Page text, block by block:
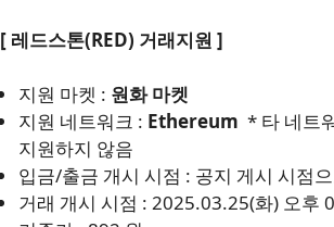
[ 레드스톤(RED) 거래지원 ]
지원 마켓 : 원화 마켓
지원 네트워크 : Ethereum * 타 네트
지원하지 않음
입금/출금 개시 시점 : 공지 게시 시점
거래 개시 시점 : 2025.03.25(화) 오후